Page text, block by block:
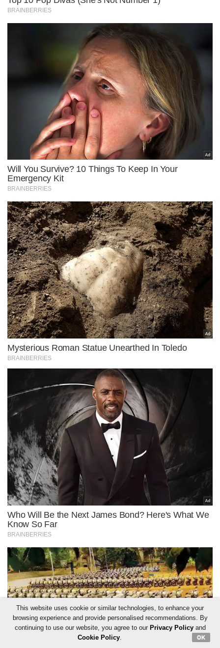
This website uses cookie or similar technologies, to enhance your
browsing experience and provide personalised recommendations. By
continuing to use our website, you agree to our Privacy Policyand
Cookie Policy. OK